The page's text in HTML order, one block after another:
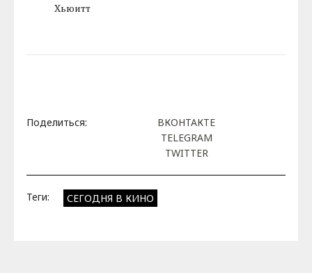
Хьюитт
Поделиться:
ВКОНТАКТЕ
TELEGRAM
TWITTER
Теги: СЕГОДНЯ В КИНО